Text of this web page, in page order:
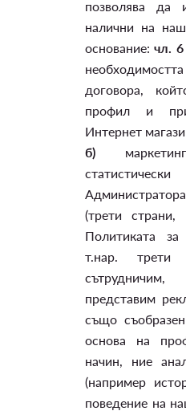
позволява да
налични на
основание: чл.
договора,
профил и
Интернет
б)
(трети
Политиката
т.нар.
представим
също
основа на
начин, ние
(например
поведение на